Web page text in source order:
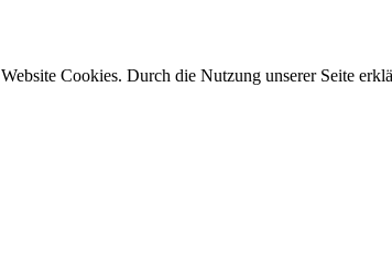
Cookies. Durch die Nutzung unserer Seite